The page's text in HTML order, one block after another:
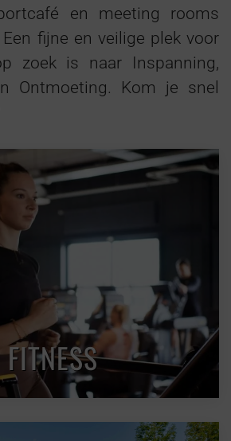
en meeting rooms
fijne en veilige plek voor
zoek is naar Inspanning,
Ontmoeting. Kom je snel
FITNESS